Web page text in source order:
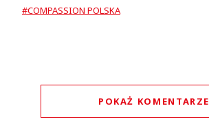
#COMPASSION POLSKA
POKAŻ KOMENTARZE